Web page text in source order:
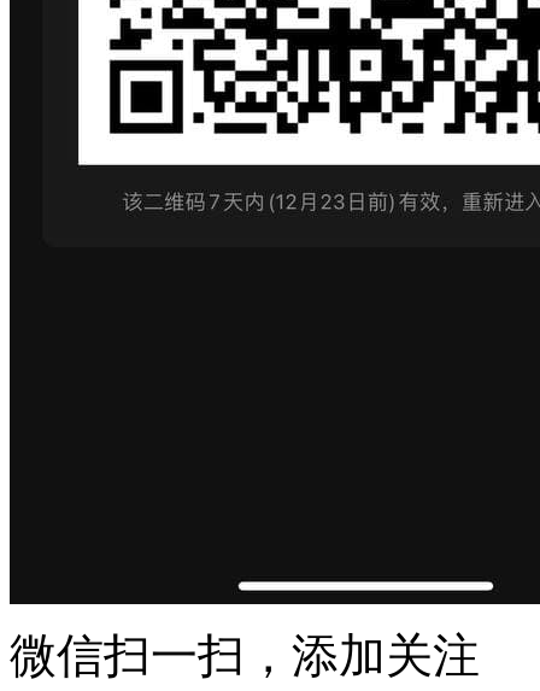
微信扫一扫，添加关注